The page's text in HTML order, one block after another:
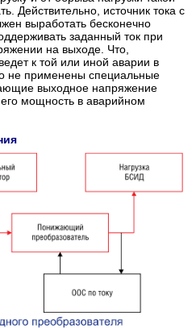
Действительно, источник тока с
выработать бесконечно
заданный ток при
на выходе. Что,
к той или иной аварии в
не применены специальные
выходное напряжение
мощность в аварийном